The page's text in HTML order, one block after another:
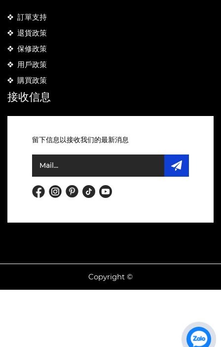
訂單支持
退貨政策
保修政策
用戶政策
購買政策
接收信息
留下信息以接收我们的最新消息
Copyright ©